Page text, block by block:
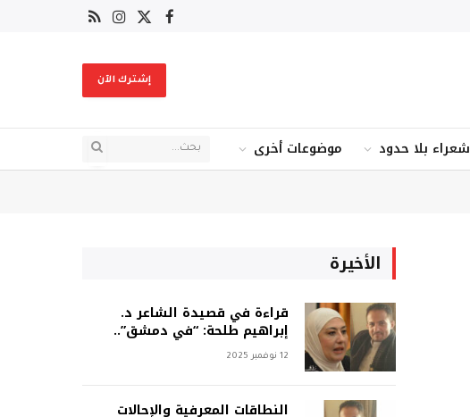
فيسبوك
X
الانستغرام
RSS
إشترك الآن
شعراء بلا حدود موضوعات أخرى
الأخيرة
قراءة في قصيدة الشاعر د.
إبراهيم طلحة: “في دمشق”..
12 نوفمبر 2025
النطاقات المعرفية والإحالات